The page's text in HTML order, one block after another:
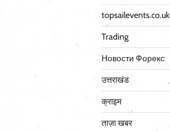
topsailevents.co.uk
Trading
Новости Форекс
उत्तराखंड
क्राइम
ताज़ा खबर